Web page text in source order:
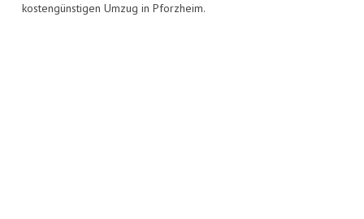
kostengünstigen Umzug in Pforzheim.